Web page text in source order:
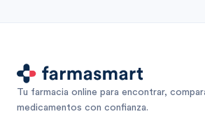
Tu farmacia online para encontrar,
medicamentos con confianza.